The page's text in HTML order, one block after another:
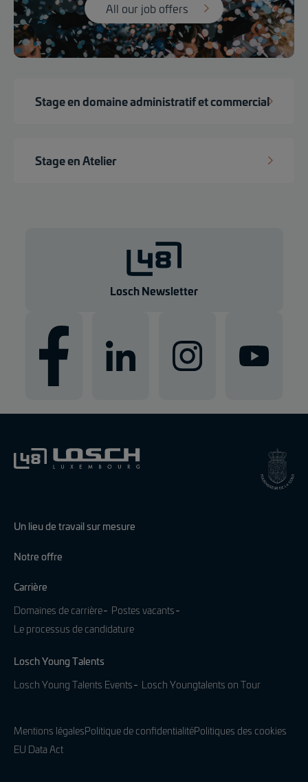
All our job offers
Stage en domaine administratif et commercial
Stage en Atelier
Losch Newsletter
Un lieu de travail sur mesure
Notre offre
Carrière
Domaines de carrière
Postes vacants
Le processus de candidature
Losch Young Talents
Losch Young Talents Events Losch Youngtalents on Tour
Mentions légalesPolitique de confidentialitéPolitiques des cookies
EU Data Act